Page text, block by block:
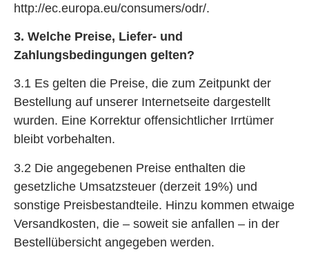
http://ec.europa.eu/consumers/odr/.
3. Welche Preise, Liefer- und
Zahlungsbedingungen gelten?
3.1 Es gelten die Preise, die zum Zeitpunkt der
Bestellung auf unserer Internetseite dargestellt
wurden. Eine Korrektur offensichtlicher Irrtümer
bleibt vorbehalten.
3.2 Die angegebenen Preise enthalten die
gesetzliche Umsatzsteuer (derzeit 19%) und
sonstige Preisbestandteile. Hinzu kommen etwaige
Versandkosten, die – soweit sie anfallen – in der
Bestellübersicht angegeben werden.